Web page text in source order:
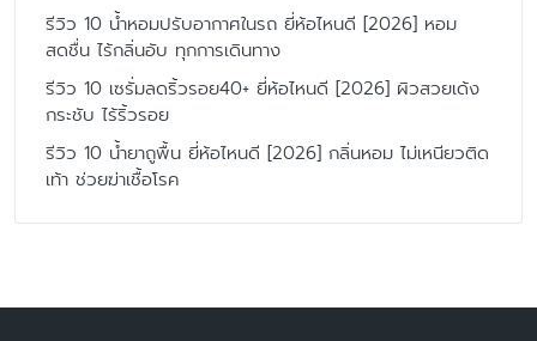
รีวิว 10 น้ำหอมปรับอากาศในรถ ยี่ห้อไหนดี [2026] หอม
สดชื่น ไร้กลิ่นอับ ทุกการเดินทาง
รีวิว 10 เซรั่มลดริ้วรอย40+ ยี่ห้อไหนดี [2026] ผิวสวยเด้ง
กระชับ ไร้ริ้วรอย
รีวิว 10 น้ำยาถูพื้น ยี่ห้อไหนดี [2026] กลิ่นหอม ไม่เหนียวติด
เท้า ช่วยฆ่าเชื้อโรค